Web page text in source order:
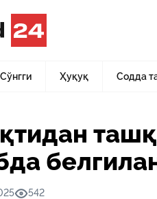
Сўнгги Ҳуқуқ Содда
Иш вақтидан ташқари иш
542